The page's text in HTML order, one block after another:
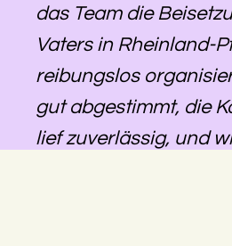
das Team die
Vaters in Rheinland-
reibungslos
gut abgestimmt, die
lief zuverlässig, und